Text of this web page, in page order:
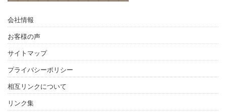
会社情報
お客様の声
サイトマップ
プライバシーポリシー
相互リンクについて
リンク集